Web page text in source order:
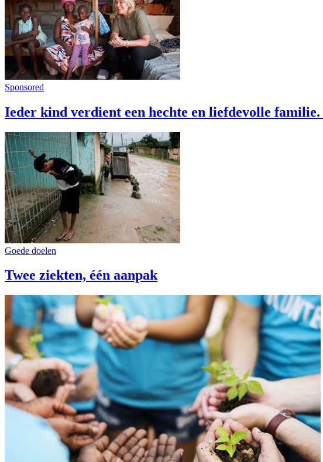
Sponsored
Ieder kind verdient een hechte en liefdevolle
Goede doelen
Twee ziekten, één aanpak